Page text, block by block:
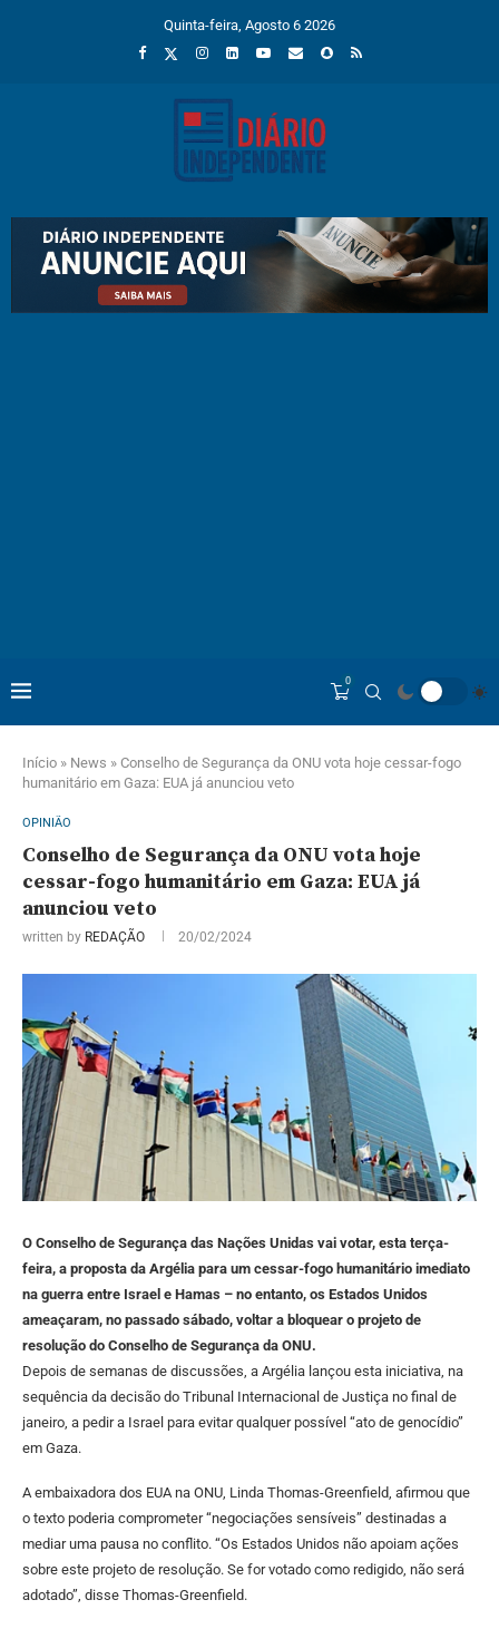
Quinta-feira, Agosto 6 2026
0
Início » News » Conselho de Segurança da ONU vota hoje cessar-fogo
humanitário em Gaza: EUA já anunciou veto
OPINIÃO
Conselho de Segurança da ONU vota hoje
cessar-fogo humanitário em Gaza: EUA já
anunciou veto
written by REDAÇÃO 20/02/2024
O Conselho de Segurança das Nações Unidas vai votar, esta terça-
feira, a proposta da Argélia para um cessar-fogo humanitário imediato
na guerra entre Israel e Hamas – no entanto, os Estados Unidos
ameaçaram, no passado sábado, voltar a bloquear o projeto de
resolução do Conselho de Segurança da ONU.
Depois de semanas de discussões, a Argélia lançou esta iniciativa, na
sequência da decisão do Tribunal Internacional de Justiça no final de
janeiro, a pedir a Israel para evitar qualquer possível “ato de genocídio”
em Gaza.
A embaixadora dos EUA na ONU, Linda Thomas-Greenfield, afirmou que
o texto poderia comprometer “negociações sensíveis” destinadas a
mediar uma pausa no conflito. “Os Estados Unidos não apoiam ações
sobre este projeto de resolução. Se for votado como redigido, não será
adotado”, disse Thomas-Greenfield.